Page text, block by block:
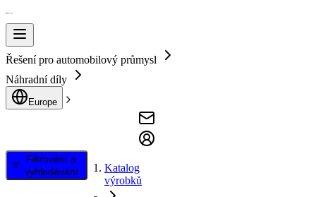
Řešení pro automobilový průmysl
Náhradní díly
Europe
Filtrování a
vyhledávání
Katalog
výrobků